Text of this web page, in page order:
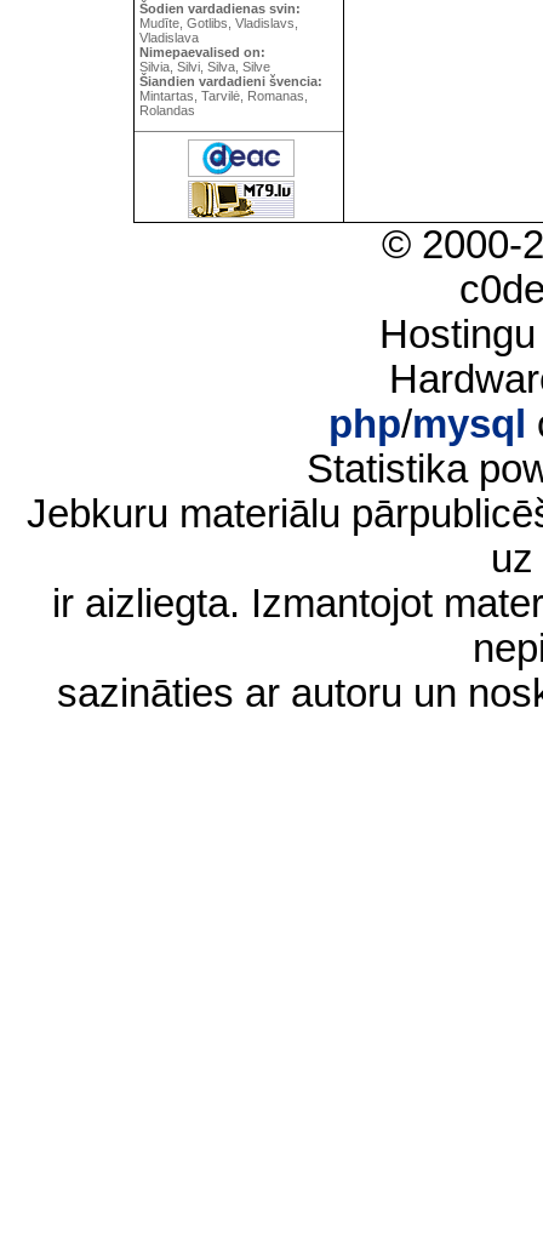
Šodien vardadienas svin:
Mudīte, Gotlibs, Vladislavs,
Vladislava
Nimepaevalised on:
Silvia, Silvi, Silva, Silve
Šiandien vardadieni švencia:
Mintartas, Tarvilė, Romanas,
Rolandas
© 2000-
php/mysql
Statistika
Jebkuru materiālu
ir aizliegta. Izmantojot
sazināties ar autoru un